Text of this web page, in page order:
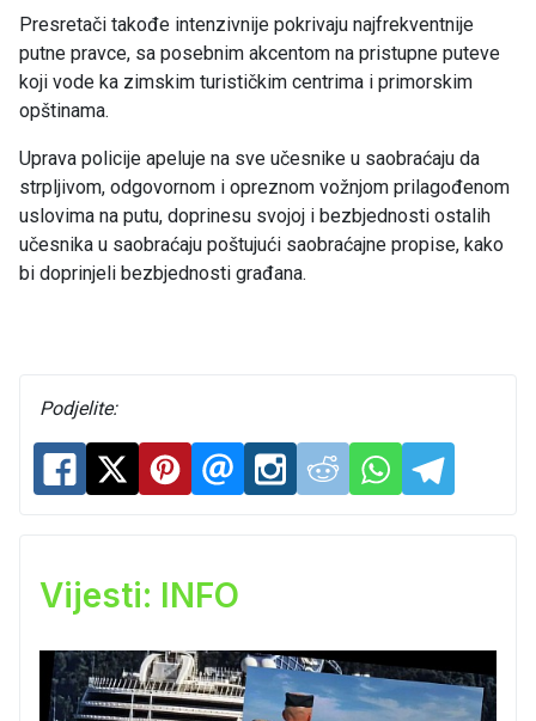
Presretači takođe intenzivnije pokrivaju najfrekventnije
putne pravce, sa posebnim akcentom na pristupne puteve
koji vode ka zimskim turističkim centrima i primorskim
opštinama.
Uprava policije apeluje na sve učesnike u saobraćaju da
strpljivom, odgovornom i opreznom vožnjom prilagođenom
uslovima na putu, doprinesu svojoj i bezbjednosti ostalih
učesnika u saobraćaju poštujući saobraćajne propise, kako
bi doprinjeli bezbjednosti građana.
Podjelite:
Vijesti: INFO